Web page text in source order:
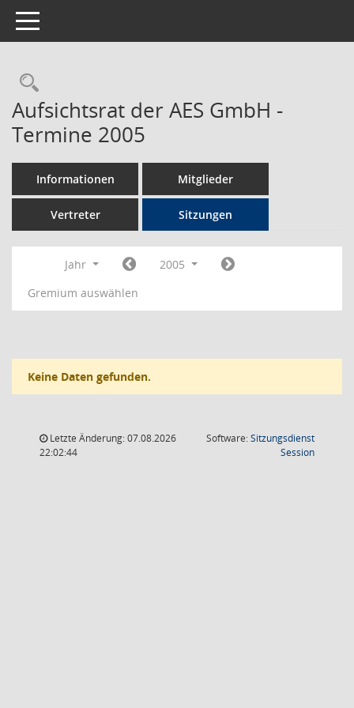
Toggle navigation
Rechercheauswahl
Aufsichtsrat der AES GmbH -
Termine 2005
Informationen Mitglieder
Vertreter Sitzungen
Jahr
2005
Gremium auswählen
Keine Daten gefunden.
Letzte Änderung: 07.08.2026
22:02:44
Software:Sitzungsdienst
Session(Wird in